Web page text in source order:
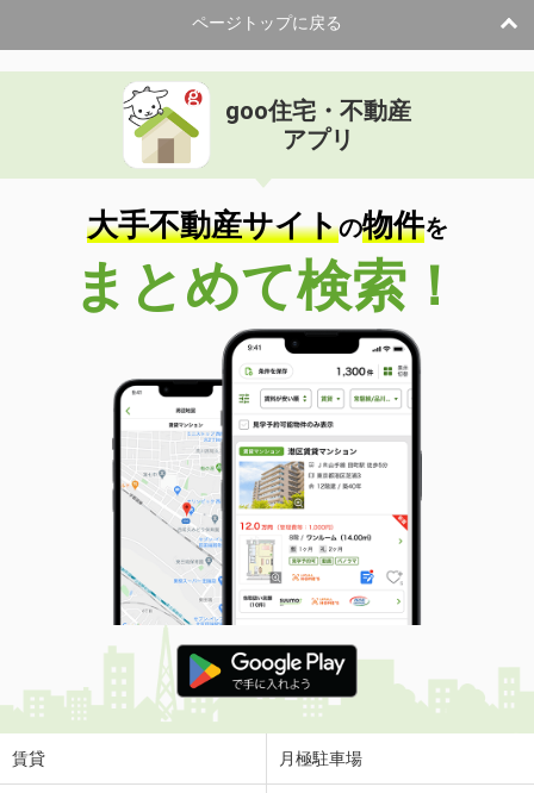
ページトップに戻る
goo住宅・不動産
アプリ
大手不動産サイトの物件を
まとめて検索！
賃貸 月極駐車場